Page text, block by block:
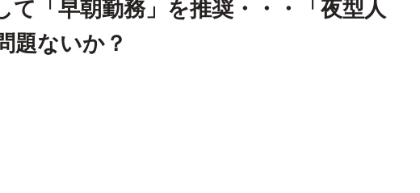
て「早朝勤務」を推奨・・・「夜型人
題ないか？